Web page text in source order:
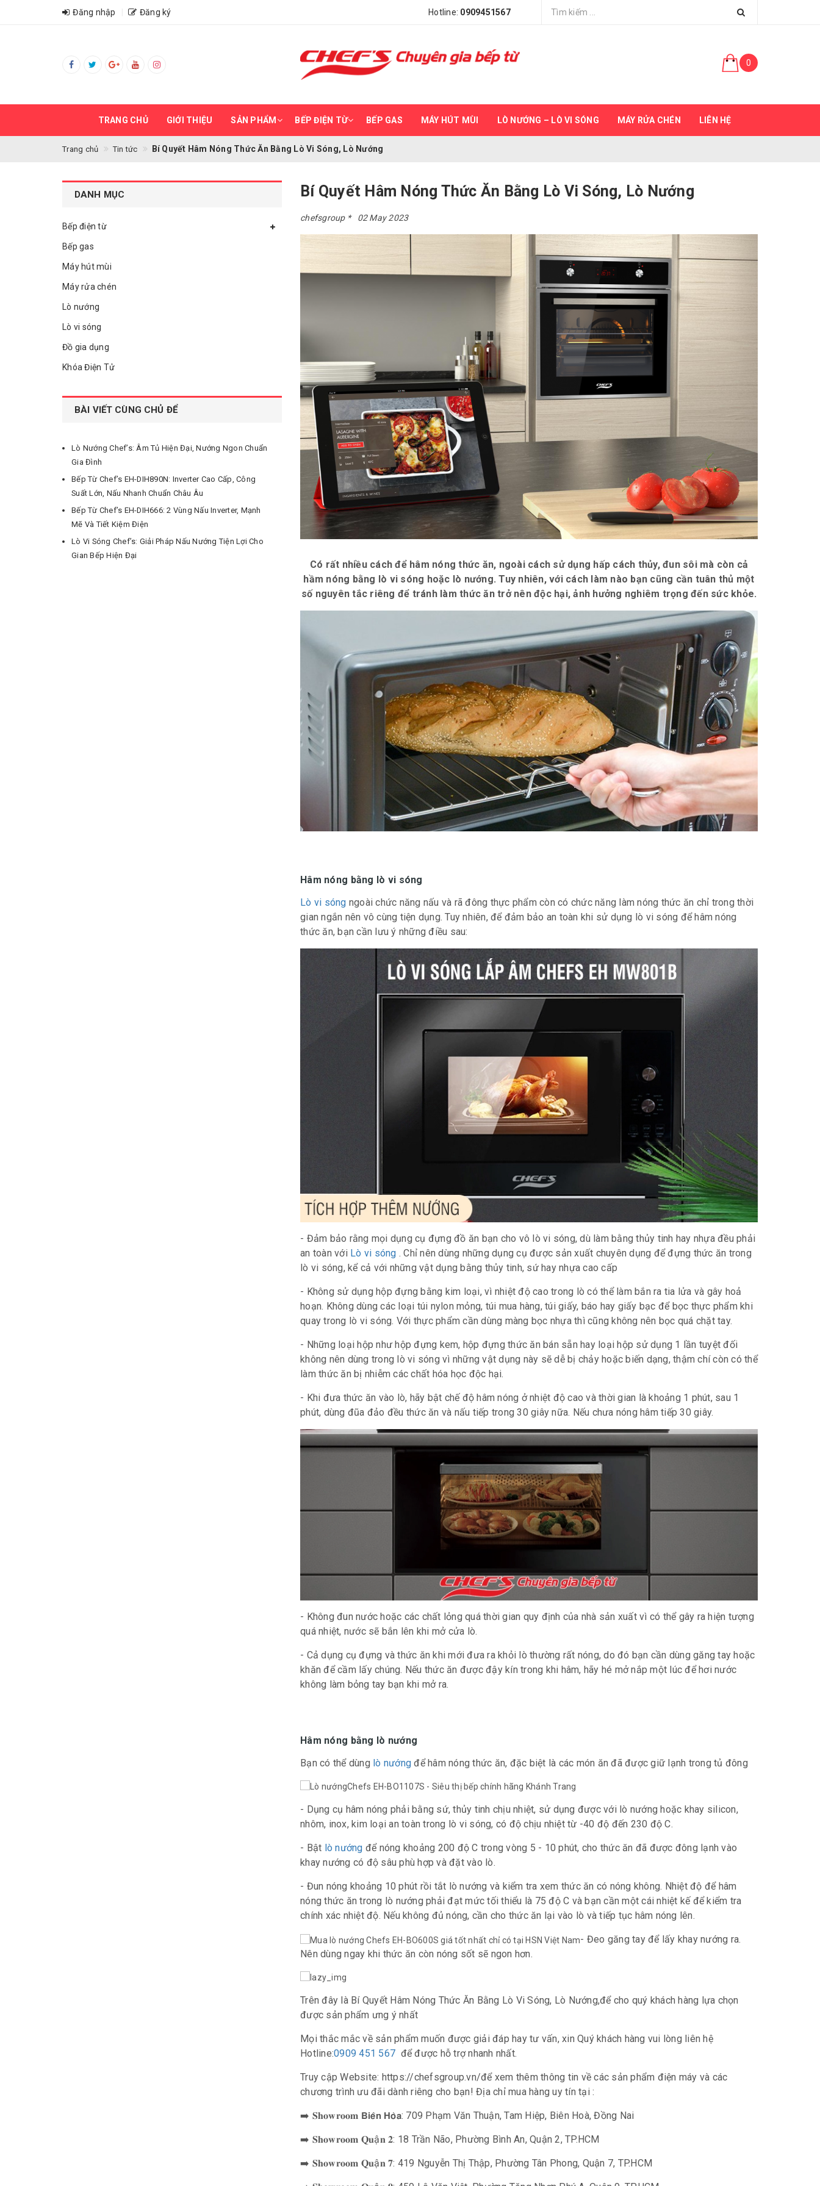
Đăng nhập Đăng ký Hotline: 0909451567
0
TRANG CHỦ GIỚI THIỆU SẢN PHẨM BẾP ĐIỆN TỪ BẾP GAS MÁY HÚT MÙI LÒ NƯỚNG – LÒ VI SÓNG MÁY RỬA CHÉN LIÊN HỆ
Trang chủ Tin tức Bí Quyết Hâm Nóng Thức Ăn Bằng Lò Vi Sóng, Lò Nướng
Bí Quyết Hâm Nóng Thức Ăn Bằng Lò Vi Sóng, Lò Nướng
chefsgroup 02 May 2023
Có rất nhiều cách để hâm nóng thức ăn, ngoài cách sử dụng hấp cách thủy, đun sôi mà còn cả
hầm nóng bằng lò vi sóng hoặc lò nướng. Tuy nhiên, với cách làm nào bạn cũng cần tuân thủ một
số nguyên tắc riêng để tránh làm thức ăn trở nên độc hại, ảnh hưởng nghiêm trọng đến sức khỏe.
Hâm nóng bằng lò vi sóng
Lò vi sóng ngoài chức năng nấu và rã đông thực phẩm còn có chức năng làm nóng thức ăn chỉ trong thời
gian ngắn nên vô cùng tiện dụng. Tuy nhiên, để đảm bảo an toàn khi sử dụng lò vi sóng để hâm nóng
thức ăn, bạn cần lưu ý những điều sau:
- Đảm bảo rằng mọi dụng cụ đựng đồ ăn bạn cho vô lò vi sóng, dù làm bằng thủy tinh hay nhựa đều phải
an toàn với Lò vi sóng . Chỉ nên dùng những dụng cụ được sản xuất chuyên dụng để đựng thức ăn trong
lò vi sóng, kể cả với những vật dụng bằng thủy tinh, sứ hay nhựa cao cấp
- Không sử dụng hộp đựng bằng kim loại, vì nhiệt độ cao trong lò có thể làm bắn ra tia lửa và gây hoả
hoạn. Không dùng các loại túi nylon mỏng, túi mua hàng, túi giấy, báo hay giấy bạc để bọc thực phẩm khi
quay trong lò vi sóng. Với thực phẩm cần dùng màng bọc nhựa thì cũng không nên bọc quá chặt tay.
- Những loại hộp như hộp đựng kem, hộp đựng thức ăn bán sẵn hay loại hộp sử dụng 1 lần tuyệt đối
không nên dùng trong lò vi sóng vì những vật dụng này sẽ dễ bị chảy hoặc biến dạng, thậm chí còn có thể
làm thức ăn bị nhiễm các chất hóa học độc hại.
- Khi đưa thức ăn vào lò, hãy bật chế độ hâm nóng ở nhiệt độ cao và thời gian là khoảng 1 phút, sau 1
phút, dùng đũa đảo đều thức ăn và nấu tiếp trong 30 giây nữa. Nếu chưa nóng hâm tiếp 30 giây.
- Không đun nước hoặc các chất lỏng quá thời gian quy định của nhà sản xuất vì có thể gây ra hiện tượng
quá nhiệt, nước sẽ bắn lên khi mở cửa lò.
- Cả dụng cụ đựng và thức ăn khi mới đưa ra khỏi lò thường rất nóng, do đó bạn cần dùng găng tay hoặc
khăn để cầm lấy chúng. Nếu thức ăn được đậy kín trong khi hâm, hãy hé mở nắp một lúc để hơi nước
không làm bỏng tay bạn khi mở ra.
Hâm nóng bằng lò nướng
Bạn có thể dùng lò nướng để hâm nóng thức ăn, đặc biệt là các món ăn đã được giữ lạnh trong tủ đông
- Dụng cụ hâm nóng phải bằng sứ, thủy tinh chịu nhiệt, sử dụng được với lò nướng hoặc khay silicon,
nhôm, inox, kim loại an toàn trong lò vi sóng, có độ chịu nhiệt từ -40 độ đến 230 độ C.
- Bật lò nướng để nóng khoảng 200 độ C trong vòng 5 - 10 phút, cho thức ăn đã được đông lạnh vào
khay nướng có độ sâu phù hợp và đặt vào lò.
- Đun nóng khoảng 10 phút rồi tắt lò nướng và kiểm tra xem thức ăn có nóng không. Nhiệt độ để hâm
nóng thức ăn trong lò nướng phải đạt mức tối thiểu là 75 độ C và bạn cần một cái nhiệt kế để kiểm tra
chính xác nhiệt độ. Nếu không đủ nóng, cần cho thức ăn lại vào lò và tiếp tục hâm nóng lên.
- Đeo găng tay để lấy khay nướng ra.
Nên dùng ngay khi thức ăn còn nóng sốt sẽ ngon hơn.
Trên đây là Bí Quyết Hâm Nóng Thức Ăn Bằng Lò Vi Sóng, Lò Nướng,để cho quý khách hàng lựa chọn
được sản phẩm ưng ý nhất
Mọi thắc mắc về sản phẩm muốn được giải đáp hay tư vấn, xin Quý khách hàng vui lòng liên hệ
Hotline:0909 451 567 để được hỗ trợ nhanh nhất.
Truy cập Website: https://chefsgroup.vn/để xem thêm thông tin về các sản phẩm điện máy và các
chương trình ưu đãi dành riêng cho bạn! Địa chỉ mua hàng uy tín tại :
➡️ 𝐒𝐡𝐨𝐰𝐫𝐨𝐨𝐦 𝗕𝗶𝗲̂𝗻 𝗛𝗼̀𝗮: 709 Phạm Văn Thuận, Tam Hiệp, Biên Hoà, Đồng Nai
➡️ 𝐒𝐡𝐨𝐰𝐫𝐨𝐨𝐦 𝐐𝐮ậ𝐧 𝟐: 18 Trần Não, Phường Bình An, Quận 2, TP.HCM
➡️ 𝐒𝐡𝐨𝐰𝐫𝐨𝐨𝐦 𝐐𝐮ậ𝐧 𝟕: 419 Nguyễn Thị Thập, Phường Tân Phong, Quận 7, TP.HCM
DANH MỤC
Bếp điện từ
Bếp gas
Máy hút mùi
Máy rửa chén
Lò nướng
Lò vi sóng
Đồ gia dụng
Khóa Điện Tử
BÀI VIẾT CÙNG CHỦ ĐỂ
Lò Nướng Chef’s: Âm Tủ Hiện Đại, Nướng Ngon Chuẩn
Gia Đình
Bếp Từ Chef’s EH-DIH890N: Inverter Cao Cấp, Công
Suất Lớn, Nấu Nhanh Chuẩn Châu Âu
Bếp Từ Chef’s EH-DIH666: 2 Vùng Nấu Inverter, Mạnh
Mẽ Và Tiết Kiệm Điện
Lò Vi Sóng Chef’s: Giải Pháp Nấu Nướng Tiện Lợi Cho
Gian Bếp Hiện Đại